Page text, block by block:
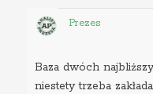
Prezes
Baza dwóch
niestety trzeba